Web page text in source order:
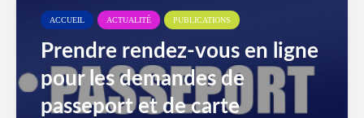
ACCUEIL ACTUALITÉ PUBLICATIONS
Prendre rendez-vous en ligne
pour les demandes de
passeport et de carte